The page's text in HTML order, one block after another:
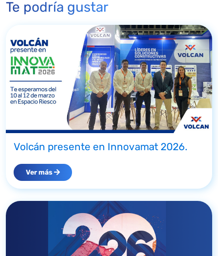
Te podría gustar
Volcán presente en Innovamat 2026.
Ver más